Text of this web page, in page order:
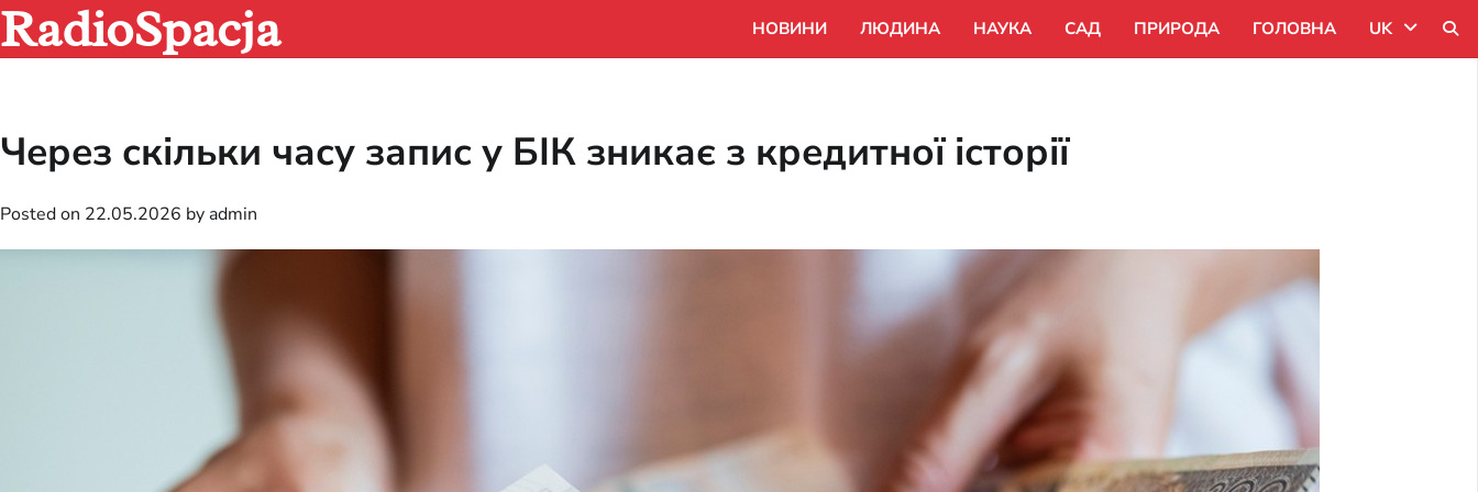
Skip
to
content
RadioSpacja НОВИНИ ЛЮДИНА НАУКА САД ПРИРОДА ГОЛОВНА UK
Через скільки часу запис у БІК зникає з кредитної історії
Posted on 22.05.2026 by admin